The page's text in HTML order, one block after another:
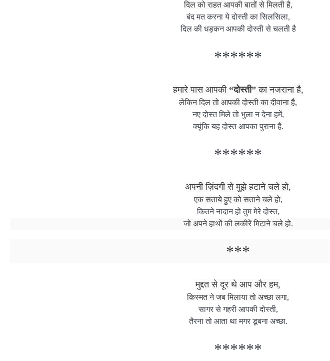
दिल को राहत आपकी बातों से मिलती है,
बंद मत करना ये दोस्ती का सिलसिला,
दिल की धड़कन आपकी दोस्ती से चलती है
******
हमारे पास आपकी “दोस्ती” का नजराना है,
लेकिन दिल तो आपकी दोस्ती का दीवाना है,
नए दोस्त मिले तो भुला न देना हमें,
क्यूंकि यह दोस्त आपका पुराना है.
******
अपनी ज़िंदगी से मुझे हटाने चले हो,
एक सताये हुए को सताने चले हो,
कितने नादान हो तुम मेरे दोस्त,
जो अपने हाथों की लकीरें मिटाने चले हो.
***
मुद्दत से दूर थे आप और हम,
किस्मत ने जब मिलाया तो अच्छा लगा,
सागर से गहरी आपकी दोस्ती,
तैरना तो आता था मगर डूबना अच्छा.
******